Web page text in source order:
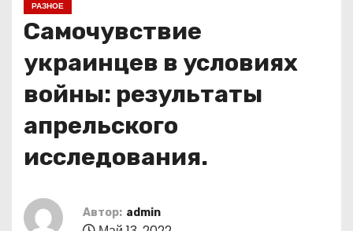
РАЗНОЕ
Самочувствие
украинцев в условиях
войны: результаты
апрельского
исследования.
Автор: admin